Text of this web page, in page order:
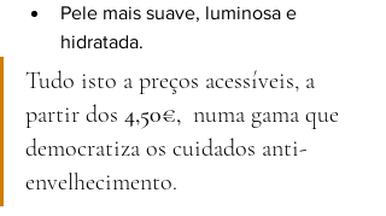
Pele mais suave, luminosa e
hidratada.
Tudo isto a preços acessíveis, a
partir dos 4,50€, numa gama que
democratiza os cuidados anti-
envelhecimento.